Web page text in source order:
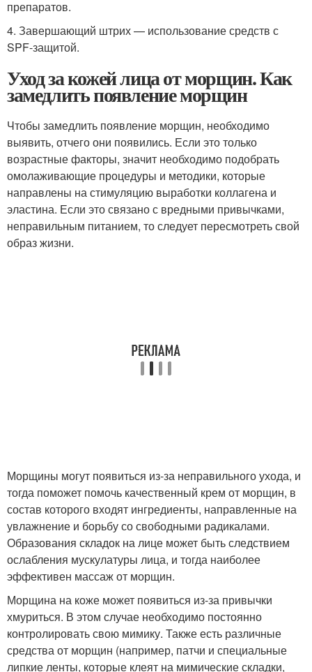
препаратов.
4. Завершающий штрих — использование средств с
SPF-защитой.
Уход за кожей лица от морщин. Как
замедлить появление морщин
Чтобы замедлить появление морщин, необходимо
выявить, отчего они появились. Если это только
возрастные факторы, значит необходимо подобрать
омолаживающие процедуры и методики, которые
направлены на стимуляцию выработки коллагена и
эластина. Если это связано с вредными привычками,
неправильным питанием, то следует пересмотреть свой
образ жизни.
Морщины могут появиться из-за неправильного ухода, и
тогда поможет помочь качественный крем от морщин, в
состав которого входят ингредиенты, направленные на
увлажнение и борьбу со свободными радикалами.
Образования складок на лице может быть следствием
ослабления мускулатуры лица, и тогда наиболее
эффективен массаж от морщин.
Морщина на коже может появиться из-за привычки
хмуриться. В этом случае необходимо постоянно
контролировать свою мимику. Также есть различные
средства от морщин (например, патчи и специальные
липкие ленты, которые клеят на мимические складки,